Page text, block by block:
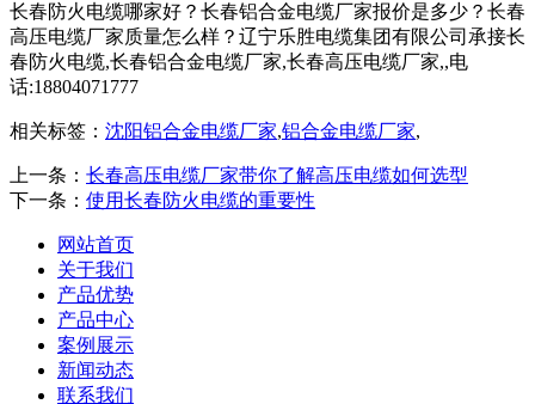
长春防火电缆哪家好？长春铝合金电缆厂家报价是多少？长春
高压电缆厂家质量怎么样？辽宁乐胜电缆集团有限公司承接长
春防火电缆,长春铝合金电缆厂家,长春高压电缆厂家,,电
话:18804071777
相关标签： 沈阳铝合金电缆厂家,铝合金电缆厂家,
上一条： 长春高压电缆厂家带你了解高压电缆如何选型
下一条： 使用长春防火电缆的重要性
网站首页
关于我们
产品优势
产品中心
案例展示
新闻动态
联系我们